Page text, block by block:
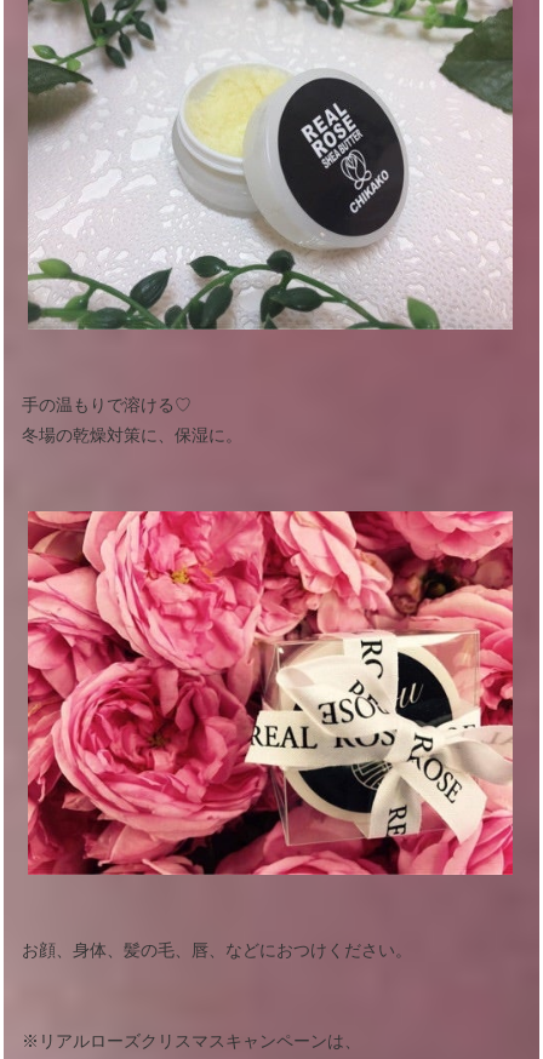
手の温もりで溶ける♡
冬場の乾燥対策に、保湿に。
お顔、身体、髪の毛、唇、などにおつけください。
※リアルローズクリスマスキャンペーンは、